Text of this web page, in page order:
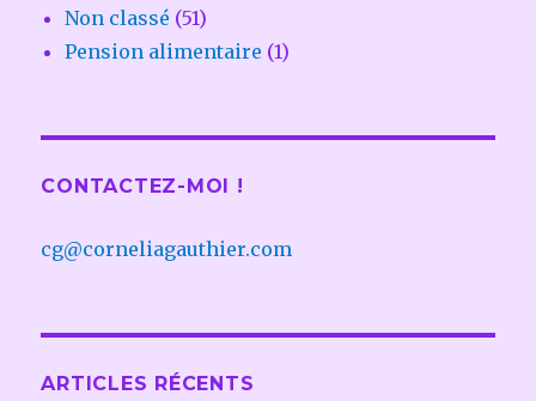
Non classé (51)
Pension alimentaire (1)
CONTACTEZ-MOI !
cg@corneliagauthier.com
ARTICLES RÉCENTS